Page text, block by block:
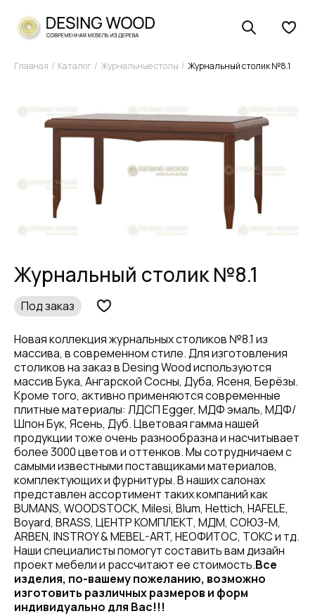
Главная Каталог Журнальные столы Журнальный столик №8.1
Журнальный столик №8.1
Под заказ
Новая коллекция журнальных столиков №8.1 из
массива, в современном стиле. Для изготовления
столиков на заказ в Desing Wood используются
массив Бука, Ангарской Сосны, Дуба, Ясеня, Берёзы.
Кроме того, активно применяются современные
плитные материалы: ЛДСП Egger, МДФ эмаль, МДФ/
Шпон Бук, Ясень, Дуб. Цветовая гамма нашей
продукции тоже очень разнообразна и насчитывает
более 3000 цветов и оттенков. Мы сотрудничаем с
самыми известными поставщиками материалов,
комплектующих и фурнитуры. В наших салонах
представлен ассортимент таких компаний как
BUMANS, WOODSTOCK, Milesi, Blum, Hettich, HAFELE,
Boyard, BRASS, ЦЕНТР КОМПЛЕКТ, МДМ, СОЮЗ-М,
ARBEN, INSTROY & MEBEL-ART, НЕОФИТОС, ТОКС и тд.
Наши специалисты помогут составить вам дизайн
проект мебели и рассчитают ее стоимость.Все
изделия, по-вашему пожеланию, возможно
изготовить различных размеров и форм
индивидуально для Вас!!!